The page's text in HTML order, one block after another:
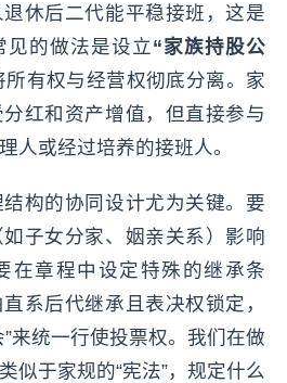
休后二代能平稳接班，这是
见的做法是设立 “家族持股公
所有权与经营权彻底分离。家
红和资产增值，但直接参与
人或经过培养的接班人。
构的协同设计尤为关键。要
子女分家、姻亲关系）影响
在章程中设定特殊的继承条
系后代继承且表决权锁定，
来统一行使投票权。我们在做
似于家规的“宪法”，规定什么